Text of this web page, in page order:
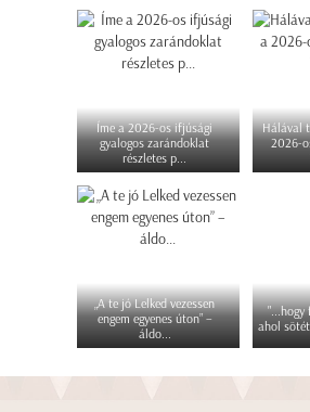
Íme a 2026-os ifjúsági
gyalogos zarándoklat
részletes p...
Hálával
2026-
„A te jó Lelked vezessen
engem egyenes úton” –
áldo...
"...hogy
ahol